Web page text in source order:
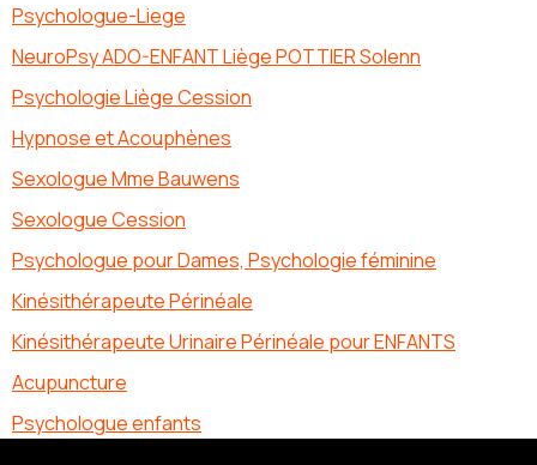
Psychologue-Liege
NeuroPsy ADO-ENFANT Liège POTTIER Solenn
Psychologie Liège Cession
Hypnose et Acouphènes
Sexologue Mme Bauwens
Sexologue Cession
Psychologue pour Dames, Psychologie féminine
Kinésithérapeute Périnéale
Kinésithérapeute Urinaire Périnéale pour ENFANTS
Acupuncture
Psychologue enfants